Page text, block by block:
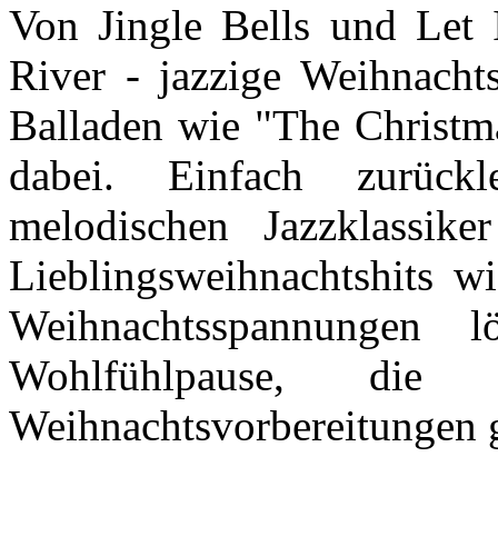
Von Jingle Bells und Let
River - jazzige
Balladen wie "The
dabei. Einfach
melodischen
Lieblingsweihnachtshits
Wohlfühlpause,
Weihnachtsvorbereitungen